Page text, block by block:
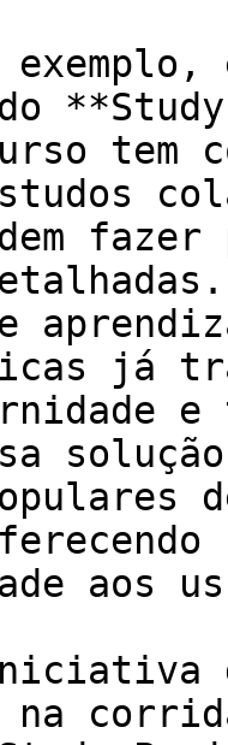
tem
já
aos
na